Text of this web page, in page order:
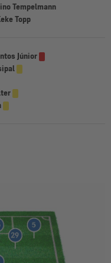
Tempelmann
Topp
Júnior